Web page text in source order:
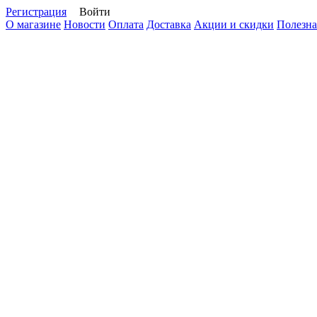
Регистрация
Войти
О магазине Новости Оплата Доставка Акции и скидки